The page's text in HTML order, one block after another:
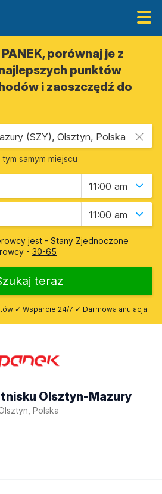
porównaj je z
punktów
i zaoszczędź do
(SZY), Olsztyn, Polska
samym miejscu
11:00 am
11:00 am
jest - Stany Zjednoczone
- 30-65
teraz
✓ Wsparcie 24/7 ✓ Darmowa anulacja
Olsztyn-Mazury
Polska